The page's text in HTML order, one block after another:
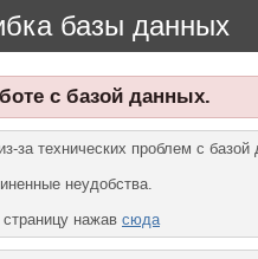
базы данных
с базой данных.
за технических проблем с
неудобства.
нажав сюда